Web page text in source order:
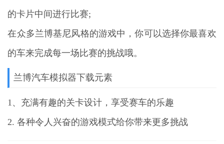
的卡片中间进行比赛;
在众多兰博基尼风格的游戏中，你可以选择你最喜欢
的车来完成每一场比赛的挑战哦。
兰博汽车模拟器下载元素
1、充满有趣的关卡设计，享受赛车的乐趣
2. 各种令人兴奋的游戏模式给你带来更多挑战